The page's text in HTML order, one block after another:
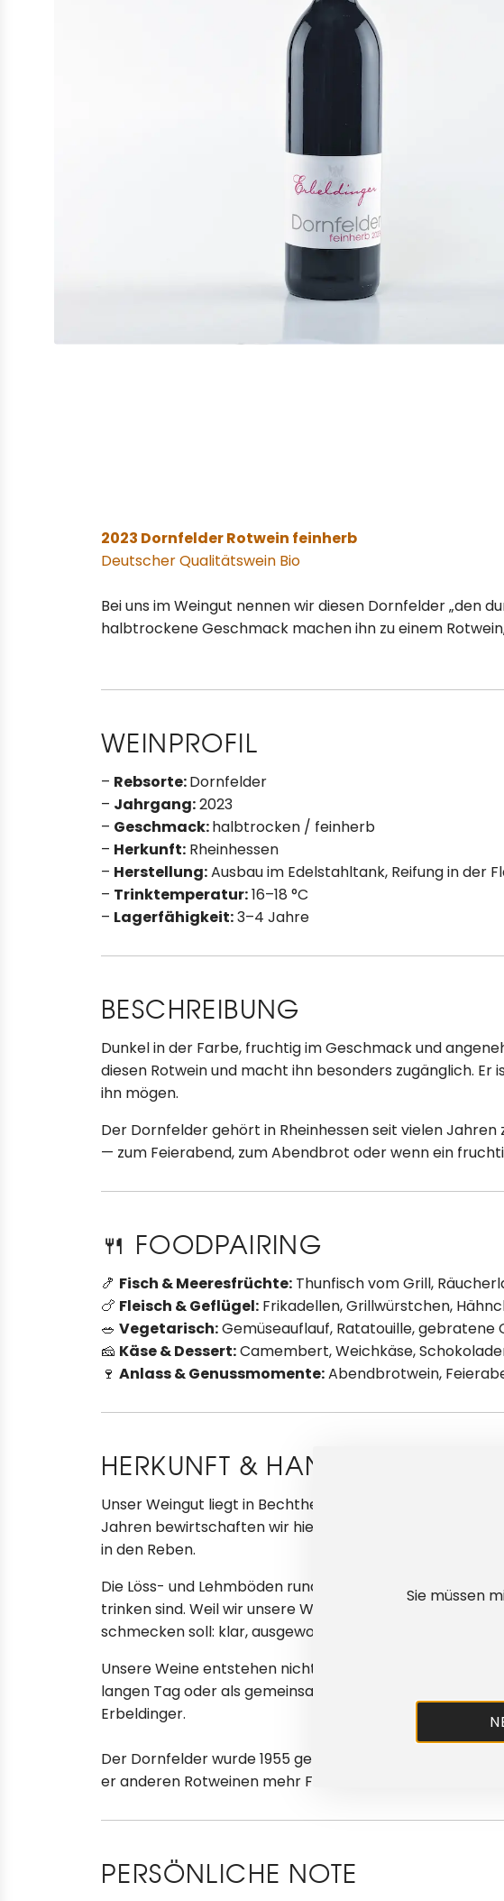
2023 Dornfelder Rotwein feinherb
Deutscher Qualitätswein Bio
Bei uns im Weingut nennen wir diesen Dornfelder „den
halbtrockene Geschmack machen ihn zu einem
WEINPROFIL
– Rebsorte:Dornfelder
– Jahrgang:2023
– Geschmack:halbtrocken / feinherb
– Herkunft: Rheinhessen
– Herstellung:Ausbau im Edelstahltank, Reifung in der
– Trinktemperatur:16–18 °C
– Lagerfähigkeit:3–4 Jahre
BESCHREIBUNG
Dunkel in der Farbe, fruchtig im Geschmack und
diesen Rotwein und macht ihn besonders zugänglich.
ihn mögen.
Der Dornfelder gehört in Rheinhessen seit vielen
— zum Feierabend, zum Abendbrot oder wenn ein
🍴 FOODPAIRING
🍤 Fisch & Meeresfrüchte: Thunfisch vom Grill,
🍗 Fleisch & Geflügel: Frikadellen, Grillwürstchen,
🥗 Vegetarisch:Gemüseauflauf, Ratatouille, gebratene
🧀 Käse & Dessert:Camembert, Weichkäse,
🍷 Anlass & Genussmomente:Abendbrotwein,
HERKUNFT & HANDWERK
Unser Weingut liegt in Bechtheim in Rheinhessen — im
Jahren bewirtschaften wir hier unsere Weinberge als
in den Reben.
Die Löss- und Lehmböden rund um Bechtheim sorgen
trinken sind. Weil wir unsere Weine selbst anbauen,
schmecken soll: klar, ausgewogen und einfach lecker.
Unsere Weine entstehen nicht anonym, sondern mit
langen Tag oder als gemeinsamer Genussmoment —
Erbeldinger.
Der Dornfelder wurde 1955 gezüchtet und nach
er anderen Rotweinen mehr Farbe verleihen — doch er
PERSÖNLICHE NOTE
Sie müssen